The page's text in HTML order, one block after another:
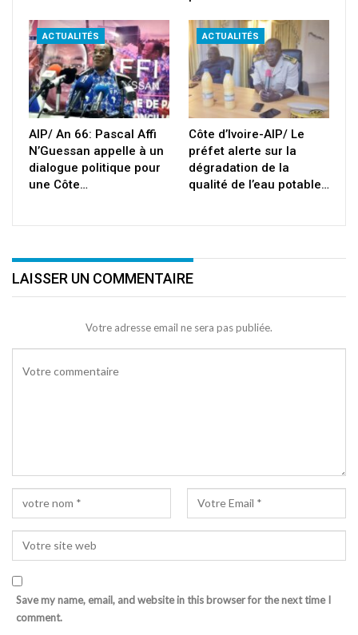
ACTUALITÉS
AIP/ An 66: Pascal Affi
N’Guessan appelle à un
dialogue politique pour
une Côte…
ACTUALITÉS
Côte d’Ivoire-AIP/ Le
préfet alerte sur la
dégradation de la
qualité de l’eau potable…
LAISSER UN COMMENTAIRE
Votre adresse email ne sera pas publiée.
Save my name, email, and website in this browser for the next time I
comment.